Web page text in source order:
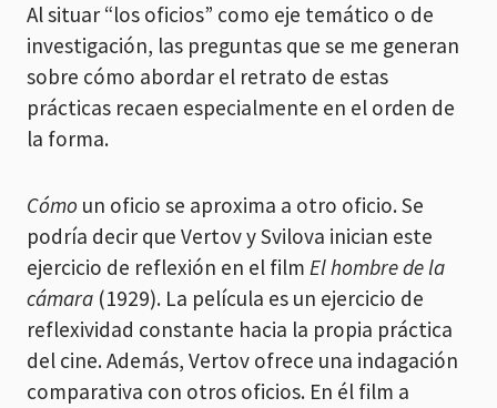
Al situar “los oficios” como eje temático o de
investigación, las preguntas que se me generan
sobre cómo abordar el retrato de estas
prácticas recaen especialmente en el orden de
la forma.
Cómo un oficio se aproxima a otro oficio. Se
podría decir que Vertov y Svilova inician este
ejercicio de reflexión en el film El hombre de la
cámara (1929). La película es un ejercicio de
reflexividad constante hacia la propia práctica
del cine. Además, Vertov ofrece una indagación
comparativa con otros oficios. En él film a